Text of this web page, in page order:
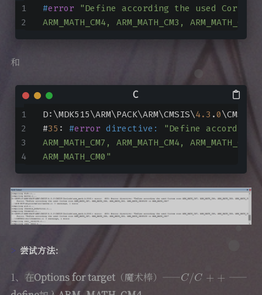
#error "Define according the used Cortex
ARM_MATH_CM4, ARM_MATH_CM3,
和
D:\MDK515\ARM\PACK\ARM\CMSIS\4.3 .0
#35 : #error directive:
"Define according
ARM_MATH_CM7, ARM_MATH_CM4,
ARM_MATH_CM0"
尝试方法：
1、在Options for target（魔术棒）——
C
——